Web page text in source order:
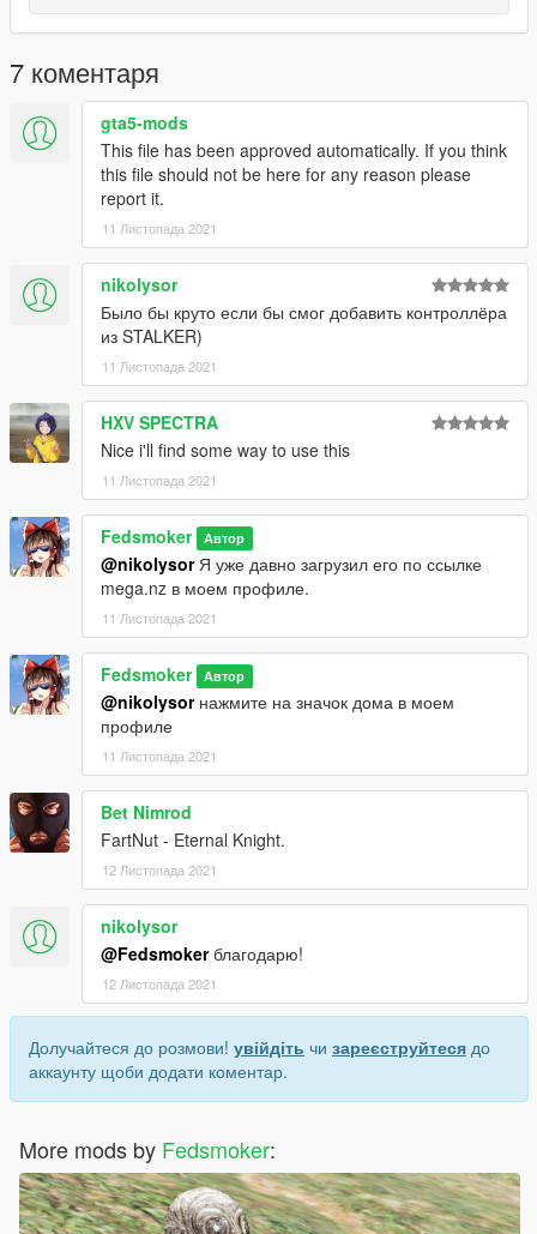
7 коментаря
gta5-mods
This file has been approved automatically. If you think
this file should not be here for any reason please
report it.
11 Листопада 2021
nikolysor
Было бы круто если бы смог добавить контроллёра
из STALKER)
11 Листопада 2021
HXV SPECTRA
Nice i'll find some way to use this
11 Листопада 2021
Fedsmoker Автор
@nikolysorЯ уже давно загрузил его по ссылке
mega.nz в моем профиле.
11 Листопада 2021
Fedsmoker Автор
@nikolysorнажмите на значок дома в моем
профиле
11 Листопада 2021
Bet Nimrod
FartNut - Eternal Knight.
12 Листопада 2021
nikolysor
@Fedsmokerблагодарю!
12 Листопада 2021
Долучайтеся до розмови! увійдіть чи зареєструйтеся до
аккаунту щоби додати коментар.
More mods by Fedsmoker: